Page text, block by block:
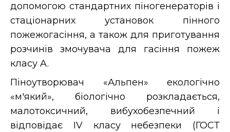
допомогою стандартних піногенераторів і
стаціонарних установок пінного
пожежогасіння, а також для приготування
розчинів змочувача для гасіння пожеж
класу A.
Піноутворювач «Альпен» екологічно
«м'який», біологічно розкладається,
малотоксичний, вибухобезпечний і
відповідає IV класу небезпеки (ГОСТ